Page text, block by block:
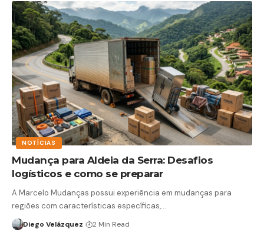
NOTÍCIAS
Mudança para Aldeia da Serra: Desafios
logísticos e como se preparar
A Marcelo Mudanças possui experiência em mudanças para
regiões com características específicas,…
Diego Velázquez 2 Min Read